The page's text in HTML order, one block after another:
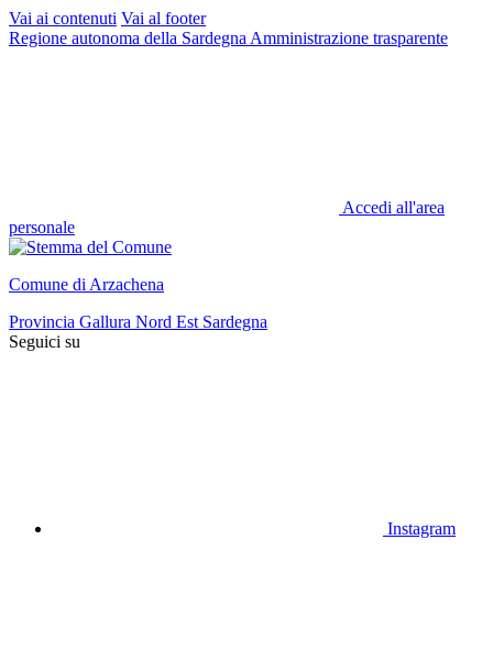
Vai ai contenuti Vai al footer
Regione autonoma della Sardegna Amministrazione trasparente
Accedi all'area
personale
Comune di Arzachena
Provincia Gallura Nord Est Sardegna
Seguici su
Instagram